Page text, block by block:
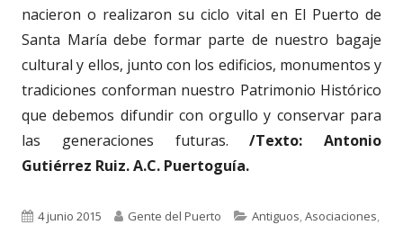
nacieron o realizaron su ciclo vital en El Puerto de
Santa María debe formar parte de nuestro bagaje
cultural y ellos, junto con los edificios, monumentos y
tradiciones conforman nuestro Patrimonio Histórico
que debemos difundir con orgullo y conservar para
las generaciones futuras./Texto: Antonio
Gutiérrez Ruiz. A.C. Puertoguía.
Publicado
4 junio 2015 Autor
Gente del Puerto Categorías
Antiguos,Asociaciones,